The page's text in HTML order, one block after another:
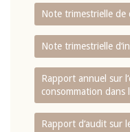
Note trimestrielle de
Note trimestrielle
Rapport annuel sur
consommation dans
Rapport d‘audit sur